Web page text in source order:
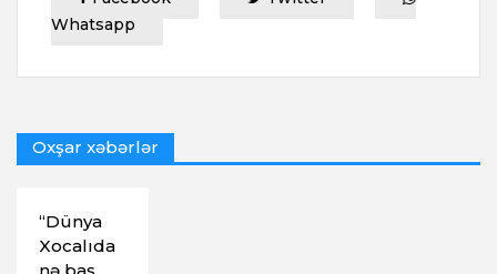
Whatsapp
Oxşar xəbərlər
“Dünya
Xocalıda